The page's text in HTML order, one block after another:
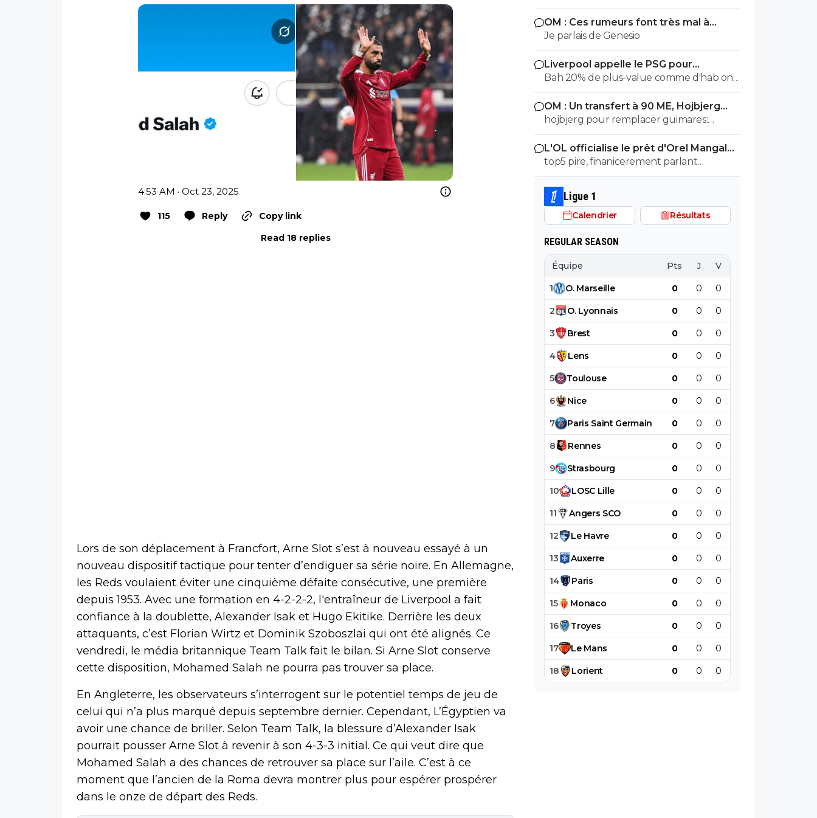
4:53 AM · Oct 23, 2025
115 Reply
Copy link
Read 18 replies
Lors de son déplacement à Francfort, Arne Slot s’est à nouveau essayé à un
nouveau dispositif tactique pour tenter d’endiguer sa série noire. En Allemagne,
les Reds voulaient éviter une cinquième défaite consécutive, une première
depuis 1953. Avec une formation en 4-2-2-2, l'entraîneur de Liverpool a fait
confiance à la doublette, Alexander Isak et Hugo Ekitike. Derrière les deux
attaquants, c’est Florian Wirtz et Dominik Szoboszlai qui ont été alignés. Ce
vendredi, le média britannique Team Talk fait le bilan. Si Arne Slot conserve
cette disposition, Mohamed Salah ne pourra pas trouver sa place.
En Angleterre, les observateurs s’interrogent sur le potentiel temps de jeu de
celui qui n’a plus marqué depuis septembre dernier. Cependant, L’Égyptien va
avoir une chance de briller. Selon Team Talk, la blessure d’Alexander Isak
pourrait pousser Arne Slot à revenir à son 4-3-3 initial. Ce qui veut dire que
Mohamed Salah a des chances de retrouver sa place sur l’aile. C’est à ce
moment que l’ancien de la Roma devra montrer plus pour espérer prospérer
dans le onze de départ des Reds.
salaire annuel qui est, à 500000e près,
égal à la masse salariale brute de l effectif
entier de malaga en liga 😂
OM : Ces rumeurs font très mal à
Bruno Genesio
Je parlais de Genesio
Liverpool appelle le PSG pour
renoncer à Barcola
Bah 20% de plus-value comme d'hab on
prend
OM : Un transfert à 90 ME, Hojbjerg
s'en va
hojbjerg pour remplacer guimares:
mouillez vous la nuque avant quand
même
L'OL officialise le prêt d'Orel Mangala
à Getafe
top5 pire, finanicerement parlant
surement, sportivement parlant on a eu
des casseroles bien pire
Ligue 1
Calendrier Résultats
REGULAR SEASON
Équipe Pts J V
1 O. Marseille 0 0 0
2 O. Lyonnais 0 0 0
3 Brest 0 0 0
4 Lens 0 0 0
5 Toulouse 0 0 0
6 Nice 0 0 0
7 Paris Saint Germain 0 0 0
8 Rennes 0 0 0
9 Strasbourg 0 0 0
10 LOSC Lille 0 0 0
11 Angers SCO 0 0 0
12 Le Havre 0 0 0
13 Auxerre 0 0 0
14 Paris 0 0 0
15 Monaco 0 0 0
16 Troyes 0 0 0
17 Le Mans 0 0 0
18 Lorient 0 0 0